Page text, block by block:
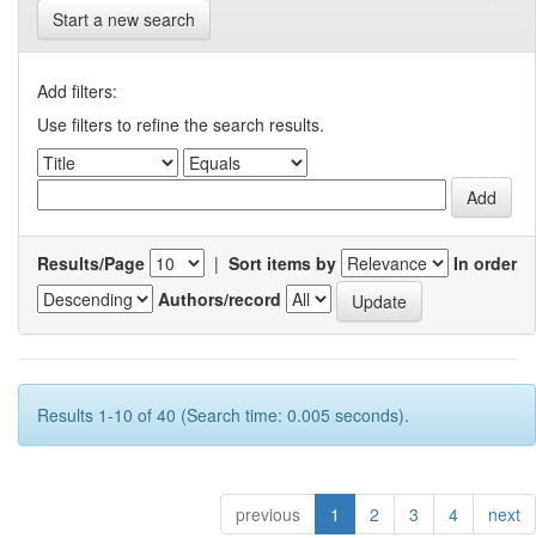
Start a new search
Add filters:
Use filters to refine the search results.
Results/Page | Sort items by
In order
Authors/record
Results 1-10 of 40 (Search time: 0.005 seconds).
previous 1 2 3 4 next